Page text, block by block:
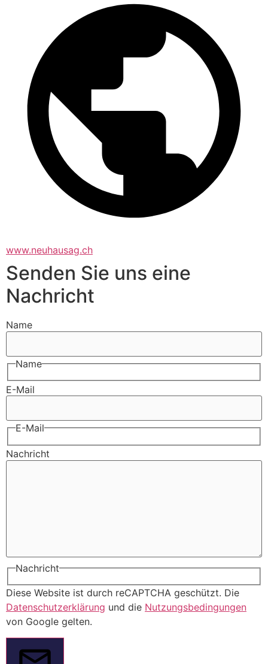
www.neuhausag.ch
Senden Sie uns eine
Nachricht
Name
Name
E-Mail
E-Mail
Nachricht
Nachricht
Diese Website ist durch reCAPTCHA geschützt. Die
Datenschutzerklärung und die Nutzungsbedingungen
von Google gelten.